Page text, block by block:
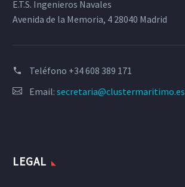
E.T.S. Ingenieros Navales
Avenida de la Memoria, 4 28040 Madrid
Teléfono +34 608 389 171
Email: secretaria@clustermaritimo.es
LEGAL